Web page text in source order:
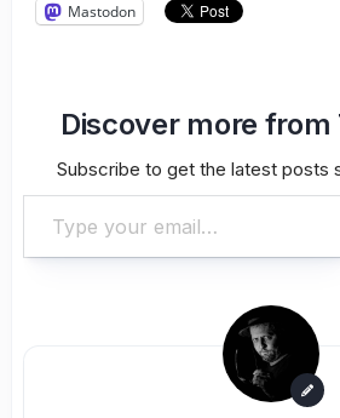
Mastodon
Discover more from
Subscribe to get the latest posts
Type your email…